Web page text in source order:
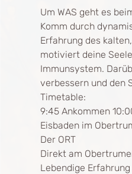
Um WAS geht es
Komm durch
Erfahrung des
motiviert deine
Immunsystem.
verbessern und den
Timetable:
9:45 Ankommen
Eisbaden im
Der ORT
Direkt am
Lebendige